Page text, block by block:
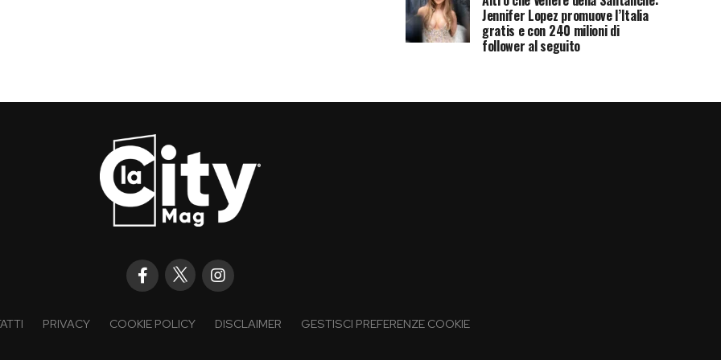
Jennifer Lopez promuove l’Italia
gratis e con 240 milioni di
follower al seguito
PRIVACY COOKIE POLICY DISCLAIMER GESTISCI PREFERENZE COOKIE